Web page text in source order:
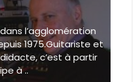
l’agglomération
1975.Guitariste et
c’est à partir
à ..